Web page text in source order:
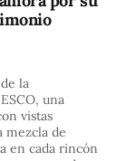
la
una
vistas
mezcla de
en cada rincón